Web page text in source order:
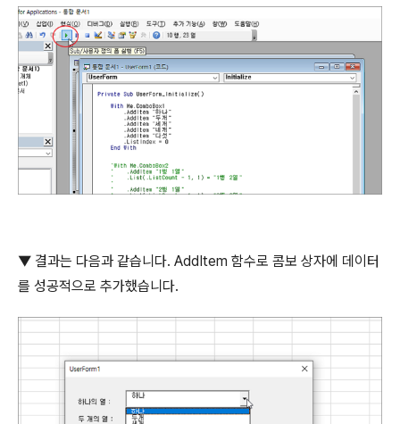
▼ 결과는 다음과 같습니다. AddItem 함수로 콤보 상자에 데이터
를 성공적으로 추가했습니다.